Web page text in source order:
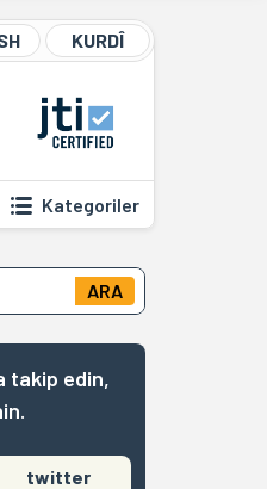
KURDÎ
Kategoriler
ARA
takip edin,
twitter